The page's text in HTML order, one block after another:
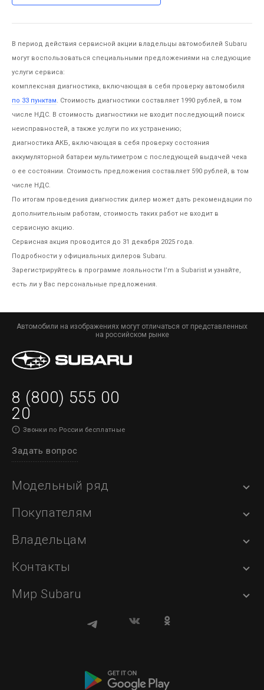
В период действия сервисной акции владельцы автомобилей Subaru
могут воспользоваться специальными предложениями на следующие
услуги сервиса:
комплексная диагностика, включающая в себя проверку автомобиля
по 33 пунктам. Стоимость диагностики составляет 1990 рублей, в том
числе НДС. В стоимость диагностики не входит последующий поиск
неисправностей, а также услуги по их устранению;
диагностика АКБ, включающая в себя проверку состояния
аккумуляторной батареи мультиметром с последующей выдачей чека
о ее состоянии. Стоимость предложения составляет 590 рублей, в том
числе НДС.
По итогам проведения диагностик дилер может дать рекомендации по
дополнительным работам, стоимость таких работ не входит в
сервисную акцию.
Сервисная акция проводится до 31 декабря 2025 года.
Подробности у официальных дилеров Subaru.
Зарегистрируйтесь в программе лояльности I’m a Subarist и узнайте,
есть ли у Вас персональные предложения.
Автомобили на изображениях могут отличаться от представленных
на российском рынке
8 (800) 555 00
20
Звонки по России бесплатные
Задать вопрос
Модельный ряд
Покупателям
Владельцам
Контакты
Мир Subaru